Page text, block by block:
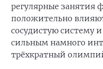
регулярные занятия
положительно
сосудистую систему
сильным намного
трёхкратный